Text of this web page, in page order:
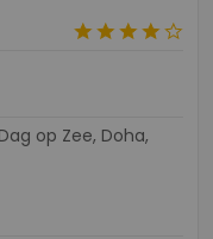
starstarstarstarstar_border